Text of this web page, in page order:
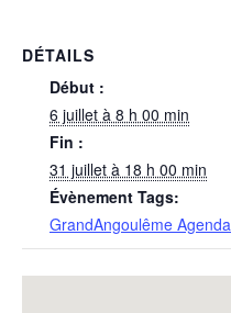
DÉTAILS
Début :
6 juillet à 8 h 00 min
Fin :
31 juillet à 18 h 00 min
Évènement Tags:
GrandAngoulême Agenda